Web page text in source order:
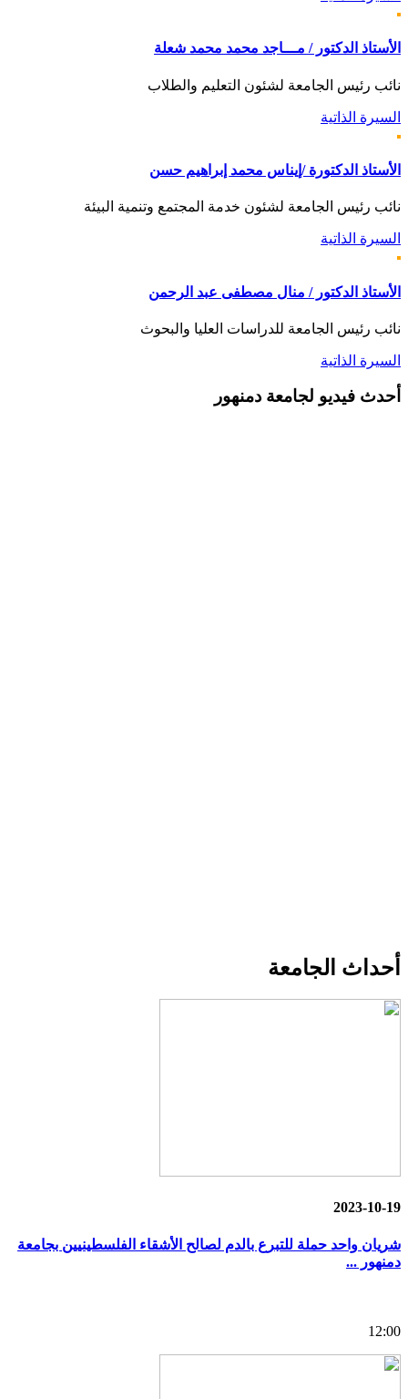
الأستاذ الدكتور / مـــاجد محمد محمد شعلة
نائب رئيس الجامعة لشئون التعليم والطلاب
السيرة الذاتية
الأستاذ الدكتورة /إيناس محمد إبراهيم حسن
نائب رئيس الجامعة لشئون خدمة المجتمع وتنمية البيئة
السيرة الذاتية
الأستاذ الدكتور / منال مصطفى عبد الرحمن
نائب رئيس الجامعة للدراسات العليا والبحوث
السيرة الذاتية
أحدث فيديو لجامعة دمنهور
أحداث الجامعة
2023-10-19
شريان واحد حملة للتبرع بالدم لصالح الأشقاء الفلسطينيين بجامعة
دمنهور ...
12:00